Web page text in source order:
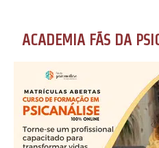
ACADEMIA FÃS DA